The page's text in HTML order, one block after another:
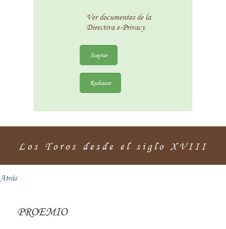
Ver documentos de la
Directiva e-Privacy
Aceptar
Rechazar
Los Toros desde el siglo XVIII
Atrás
PROEMIO